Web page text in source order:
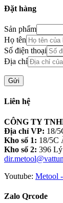
Đặt hàng
Sản phẩm
Họ tên
Số điện thoại
Địa chỉ
Liên hệ
CÔNG TY
Địa chỉ VP: 18/
Kho số 1: 18/5C
Kho số 2: 396
Youtube: Metool
Zalo Qrcode